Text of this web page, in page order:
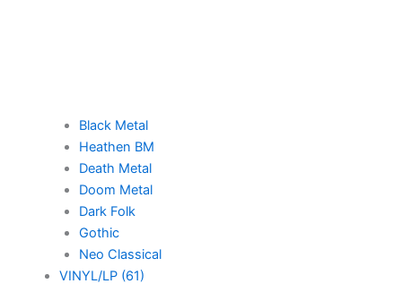
Black Metal
Heathen BM
Death Metal
Doom Metal
Dark Folk
Gothic
Neo Classical
VINYL/LP (61)